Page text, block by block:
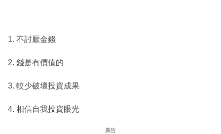
1. 不討厭金錢
2. 錢是有價值的
3. 較少破壞投資成果
4. 相信自我投資眼光
廣告